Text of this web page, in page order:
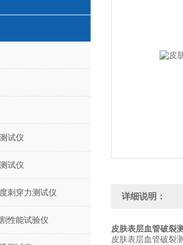
试仪
试仪
刺穿力测试仪
性能试验仪
详细说明：
皮肤表层血管破裂
皮肤表层血管破裂